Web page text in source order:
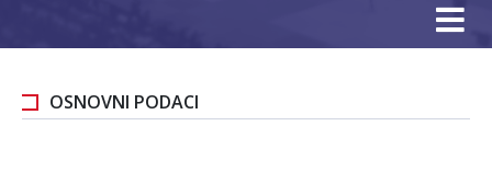
OSNOVNI PODACI